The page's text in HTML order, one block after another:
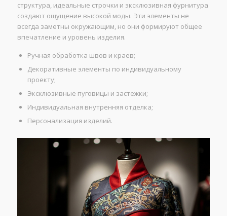
структура, идеальные строчки и эксклюзивная фурнитура
создают ощущение высокой моды. Эти элементы не
всегда заметны окружающим, но они формируют общее
впечатление и уровень изделия.
Ручная обработка швов и краев;
Декоративные элементы по индивидуальному
проекту;
Эксклюзивные пуговицы и застежки;
Индивидуальная внутренняя отделка;
Персонализация изделий.